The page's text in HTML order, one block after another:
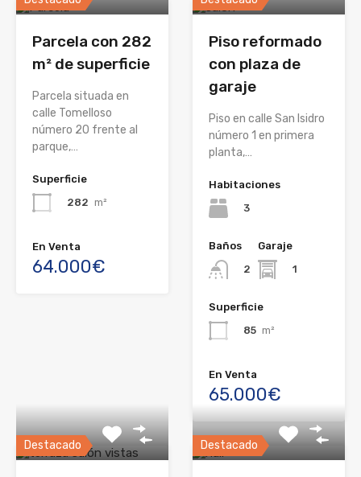
Parcela con 282
m² de superficie
Parcela situada en
calle Tomelloso
número 20 frente al
parque,…
Superficie
282 m²
En Venta
64.000€
Piso reformado
con plaza de
garaje
Piso en calle San Isidro
número 1 en primera
planta,…
Habitaciones
3
Baños
2
Garaje
1
Superficie
85 m²
En Venta
65.000€
Destacado Destacado